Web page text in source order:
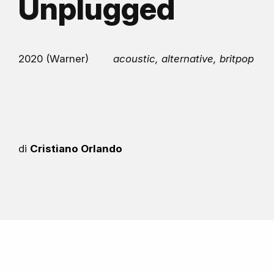
Unplugged
2020 (Warner) acoustic, alternative, britpop
di Cristiano Orlando